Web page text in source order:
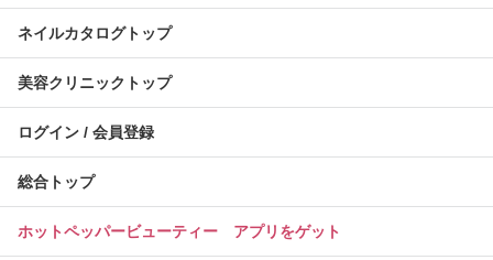
ネイルカタログトップ
美容クリニックトップ
ログイン / 会員登録
総合トップ
ホットペッパービューティー アプリをゲット